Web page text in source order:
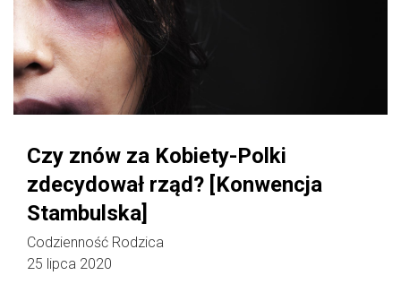
Czy znów za Kobiety-Polki
zdecydował rząd? [Konwencja
Stambulska]
Codzienność Rodzica
25 lipca 2020